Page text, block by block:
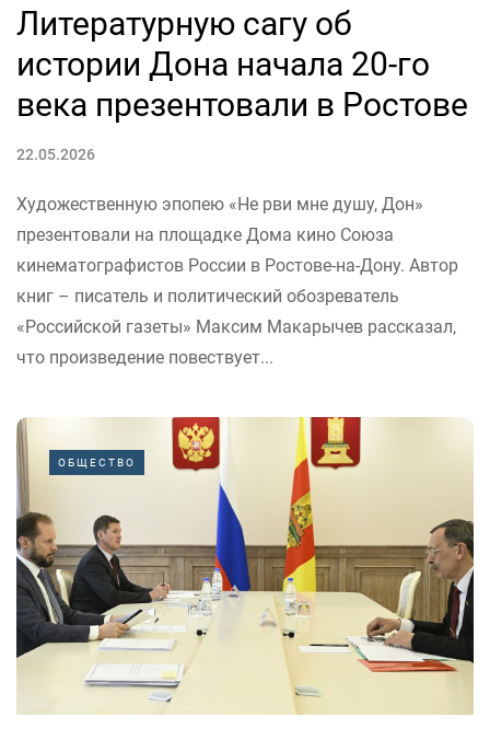
Литературную сагу об
истории Дона начала 20-го
века презентовали в Ростове
22.05.2026
Художественную эпопею «Не рви мне душу, Дон»
презентовали на площадке Дома кино Союза
кинематографистов России в Ростове-на-Дону. Автор
книг – писатель и политический обозреватель
«Российской газеты» Максим Макарычев рассказал,
что произведение повествует...
ОБЩЕСТВО